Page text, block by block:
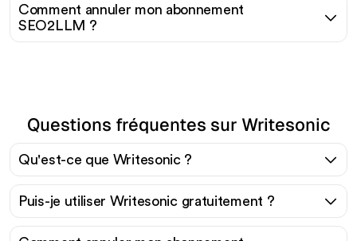
Comment annuler mon abonnement
SEO2LLM ?
Questions fréquentes sur Writesonic
Qu'est-ce que Writesonic ?
Puis-je utiliser Writesonic gratuitement ?